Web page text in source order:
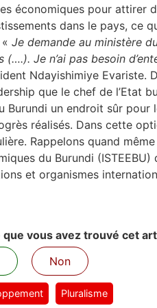
économiques pour attirer
dans le pays, ce
Je demande au ministère
(….). Je n’ai pas besoin
Ndayishimiye Evariste.
que le chef de l’Etat
Burundi un endroit sûr
réalisés. Dans cette
Rappelons quand
du Burundi
et organismes
que vous avez trouvé cet
Non
Pluralisme